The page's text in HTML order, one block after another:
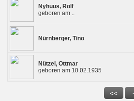
Nyhuus, Rolf
geboren am ..
Nürnberger, Tino
Nützel, Ottmar
geboren am 10.02.1935